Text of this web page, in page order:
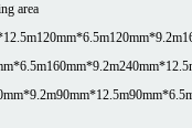
area
120mm*6.5m120mm*9.2m
160mm*9.2m
90mm*12.5m